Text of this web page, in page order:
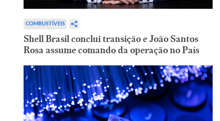
COMBUSTÍVEIS
Shell Brasil conclui transição e João Santos
Rosa assume comando da operação no País